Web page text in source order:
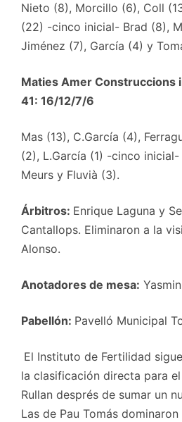
Nieto (8), Morcillo (6), Coll
(22) -cinco inicial- Brad (8),
Jiménez (7), García (4) y
Maties Amer Construccions
41: 16/12/7/6
Mas (13), C.García (4),
(2), L.García (1) -cinco inicial-
Meurs y Fluvià (3).
Árbitros: Enrique Laguna y
Cantallops. Eliminaron a la
Alonso.
Anotadores de mesa:
Pabellón: Pavelló Municipal
El Instituto de Fertilidad
la clasificación directa para
Rullan després de sumar un
Las de Pau Tomás